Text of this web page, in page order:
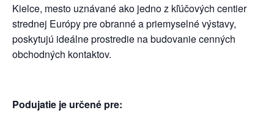
Kielce, mesto uznávané ako jedno z kľúčových centier
strednej Európy pre obranné a priemyselné výstavy,
poskytujú ideálne prostredie na budovanie cenných
obchodných kontaktov.
Podujatie je určené pre: